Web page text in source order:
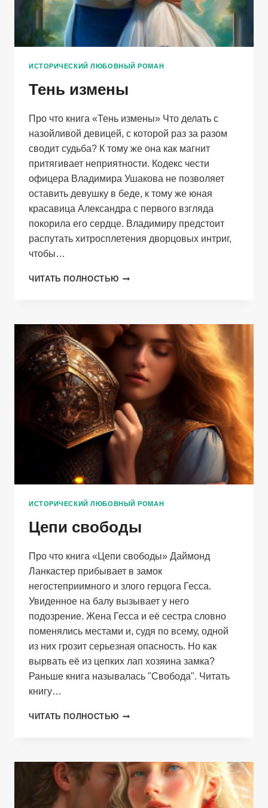
ИСТОРИЧЕСКИЙ ЛЮБОВНЫЙ РОМАН
Тень измены
Про что книга «Тень измены» Что делать с
назойливой девицей, с которой раз за разом
сводит судьба? К тому же она как магнит
притягивает неприятности. Кодекс чести
офицера Владимира Ушакова не позволяет
оставить девушку в беде, к тому же юная
красавица Александра с первого взгляда
покорила его сердце. Владимиру предстоит
распутать хитросплетения дворцовых интриг,
чтобы…
ЧИТАТЬ ПОЛНОСТЬЮ ТЕНЬ
ИСТОРИЧЕСКИЙ ЛЮБОВНЫЙ РОМАН
Цепи свободы
Про что книга «Цепи свободы» Даймонд
Ланкастер прибывает в замок
негостеприимного и злого герцога Гесса.
Увиденное на балу вызывает у него
подозрение. Жена Гесса и её сестра словно
поменялись местами и, судя по всему, одной
из них грозит серьезная опасность. Но как
вырвать её из цепких лап хозяина замка?
Раньше книга называлась "Свобода". Читать
книгу…
ЧИТАТЬ ПОЛНОСТЬЮ ЦЕПИ